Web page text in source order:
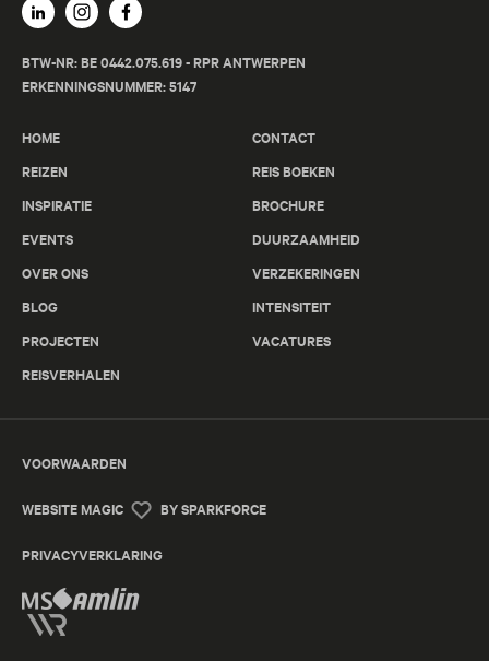
BTW-NR: BE 0442.075.619 - RPR ANTWERPEN
ERKENNINGSNUMMER: 5147
HOME
REIZEN
INSPIRATIE
EVENTS
OVER ONS
BLOG
PROJECTEN
REISVERHALEN
CONTACT
REIS BOEKEN
BROCHURE
DUURZAAMHEID
VERZEKERINGEN
INTENSITEIT
VACATURES
VOORWAARDEN
WEBSITE MAGIC BY SPARKFORCE
PRIVACYVERKLARING